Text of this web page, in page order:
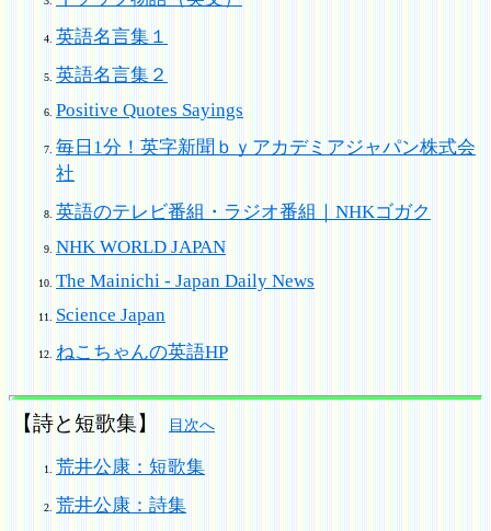
英語名言集１
英語名言集２
Positive Quotes Sayings
毎日1分！英字新聞ｂｙアカデミアジャパン株式会
社
英語のテレビ番組・ラジオ番組｜NHKゴガク
NHK WORLD JAPAN
The Mainichi - Japan Daily News
Science Japan
ねこちゃんの英語HP
【詩と短歌集】 目次へ
荒井公康：短歌集
荒井公康：詩集